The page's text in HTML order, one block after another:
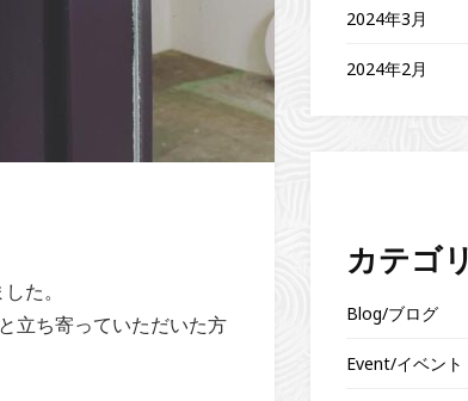
た。
立ち寄っていただいた方
2024年3月
2024年2月
カテゴ
Blog/ブログ
Event/イベント